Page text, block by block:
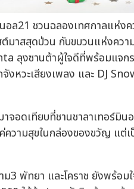
อล21 ชวนฉลองเทศกาลแห่
มาสสุดป่วน กับขบวนแห่งคว
ลุงซานต้าผู้ใจดีที่พร้อมแจก
หวะเสียงเพลง และ DJ
อดเทียบที่ชานชาลาเทอร์มิน
วามสุขในกล่องของขวัญ แต่เ
3 พัทยา และโคราช ยังพร้อ